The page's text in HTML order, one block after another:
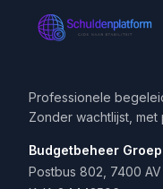
Professionele
Zonder wachtlijst,
Budgetbeheer Groep
Postbus 802, 7400